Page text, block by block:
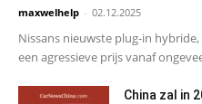
maxwelhelp - 02.12.2025
Nissans nieuwste plug-in
een agressieve prijs vanaf
China zal in